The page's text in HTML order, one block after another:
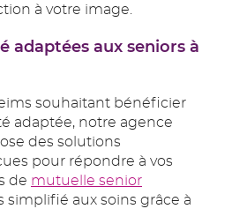
à votre image.
adaptées aux seniors à
souhaitant bénéficier
adaptée, notre agence
des solutions
pour répondre à vos
de mutuelle senior
simplifié aux soins grâce à